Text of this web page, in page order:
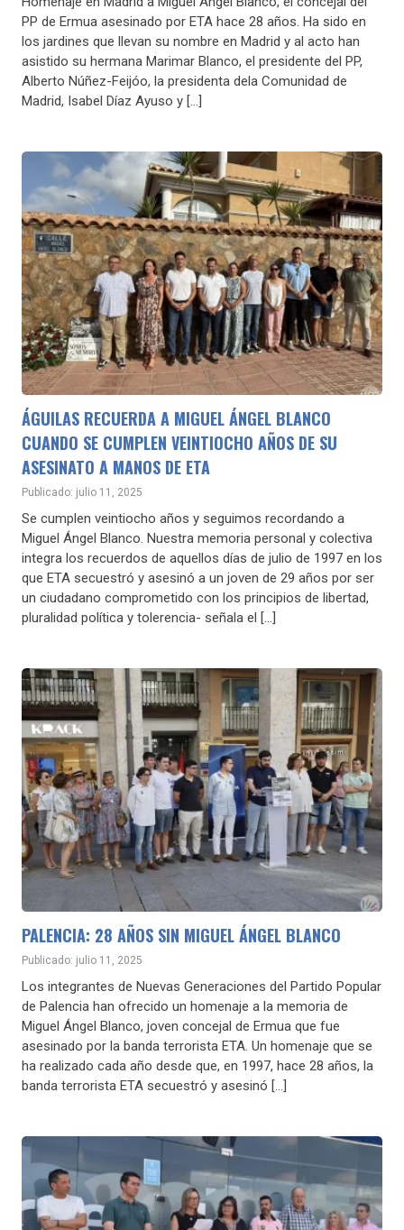
PP de Ermua asesinado por ETA hace 28 años. Ha sido en
los jardines que llevan su nombre en Madrid y al acto han
asistido su hermana Marimar Blanco, el presidente del PP,
Alberto Núñez-Feijóo, la presidenta dela Comunidad de
Madrid, Isabel Díaz Ayuso y […]
ÁGUILAS RECUERDA A MIGUEL ÁNGEL BLANCO
CUANDO SE CUMPLEN VEINTIOCHO AÑOS DE SU
ASESINATO A MANOS DE ETA
Publicado: julio 11, 2025
Se cumplen veintiocho años y seguimos recordando a
Miguel Ángel Blanco. Nuestra memoria personal y colectiva
integra los recuerdos de aquellos días de julio de 1997 en los
que ETA secuestró y asesinó a un joven de 29 años por ser
un ciudadano comprometido con los principios de libertad,
pluralidad política y tolerencia- señala el […]
PALENCIA: 28 AÑOS SIN MIGUEL ÁNGEL BLANCO
Publicado: julio 11, 2025
Los integrantes de Nuevas Generaciones del Partido Popular
de Palencia han ofrecido un homenaje a la memoria de
Miguel Ángel Blanco, joven concejal de Ermua que fue
asesinado por la banda terrorista ETA. Un homenaje que se
ha realizado cada año desde que, en 1997, hace 28 años, la
banda terrorista ETA secuestró y asesinó […]